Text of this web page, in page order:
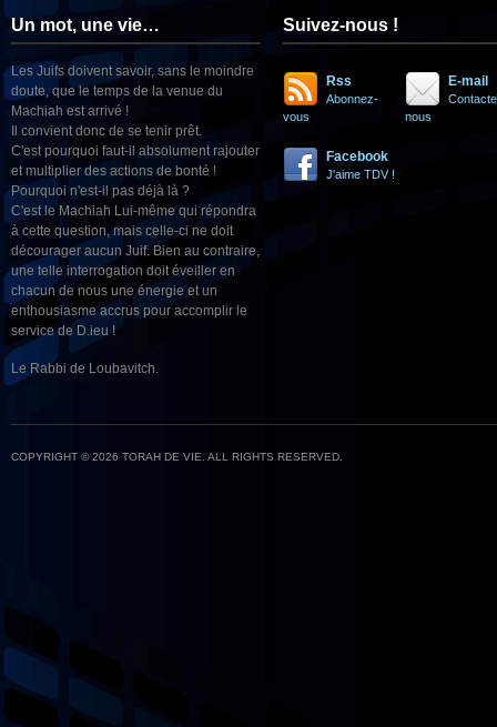
Un mot, une vie…
Les Juifs doivent savoir, sans le moindre
doute, que le temps de la venue du
Machiah est arrivé !
Il convient donc de se tenir prêt.
C'est pourquoi faut-il absolument rajouter
et multiplier des actions de bonté !
Pourquoi n'est-il pas déjà là ?
C'est le Machiah Lui-même qui répondra
à cette question, mais celle-ci ne doit
décourager aucun Juif. Bien au contraire,
une telle interrogation doit éveiller en
chacun de nous une énergie et un
enthousiasme accrus pour accomplir le
service de D.ieu !
Le Rabbi de Loubavitch.
Suivez-nous !
Rss
Abonnez-
vous
E-mail
nous
Facebook
J'aime TDV !
COPYRIGHT © 2026 TORAH DE VIE. ALL RIGHTS RESERVED.